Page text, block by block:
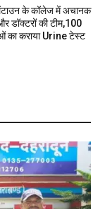
के कॉलेज में अचानक
डॉक्टरों की टीम,100
का कराया Urine टेस्ट